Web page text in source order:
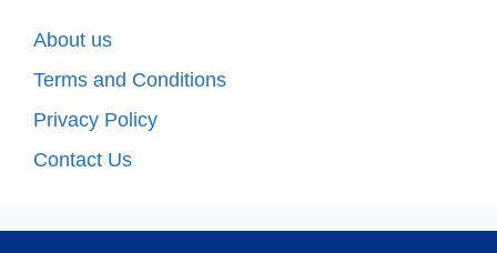
About us
Terms and Conditions
Privacy Policy
Contact Us